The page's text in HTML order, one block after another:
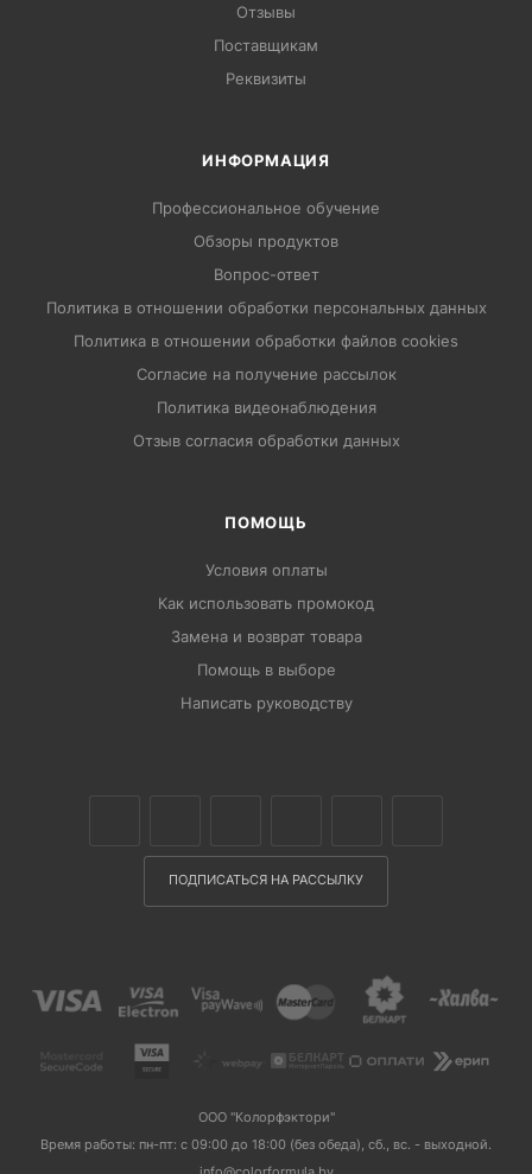
Отзывы
Поставщикам
Реквизиты
ИНФОРМАЦИЯ
Профессиональное обучение
Обзоры продуктов
Вопрос-ответ
Политика в отношении обработки персональных данных
Политика в отношении обработки файлов cookies
Согласие на получение рассылок
Политика видеонаблюдения
Отзыв согласия обработки данных
ПОМОЩЬ
Условия оплаты
Как использовать промокод
Замена и возврат товара
Помощь в выборе
Написать руководству
ПОДПИСАТЬСЯ НА РАССЫЛКУ
ООО "Колорфэктори"
Время работы: пн-пт: с 09:00 до 18:00 (без обеда), сб., вс. - выходной.